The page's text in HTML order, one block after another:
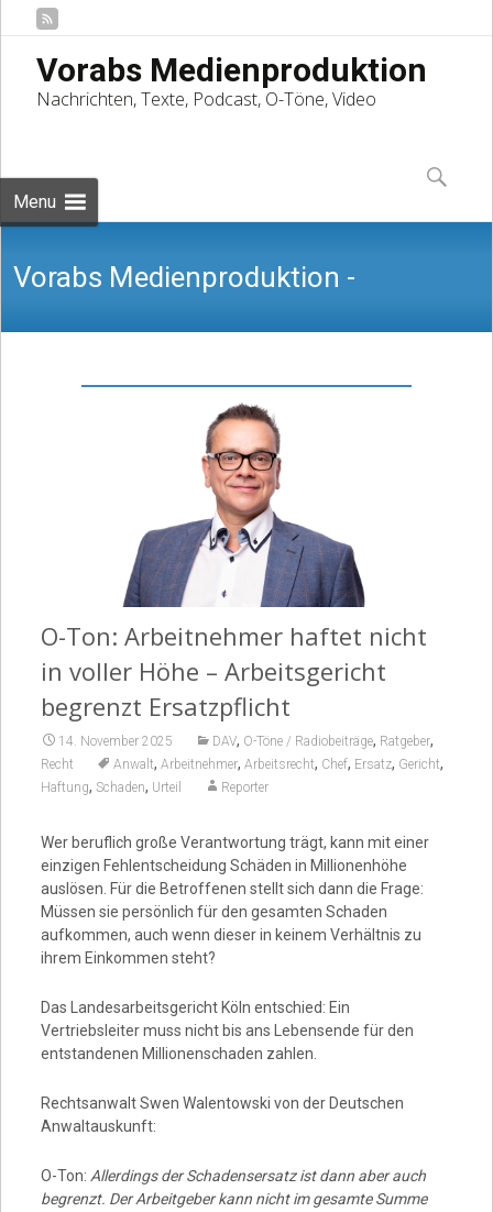
Vorabs Medienproduktion
Nachrichten, Texte, Podcast, O-Töne, Video
Menu
to
content
Suchen
nach:
Vorabs Medienproduktion -
Nachrichten, Texte, Podcast, O-Töne,
O-Ton: Arbeitnehmer haftet nicht
in voller Höhe – Arbeitsgericht
begrenzt Ersatzpflicht
14. November 2025 DAV, O-Töne / Radiobeiträge, Ratgeber,
Recht Anwalt, Arbeitnehmer, Arbeitsrecht, Chef, Ersatz, Gericht,
Haftung, Schaden, Urteil Reporter
Wer beruflich große Verantwortung trägt, kann mit einer
einzigen Fehlentscheidung Schäden in Millionenhöhe
auslösen. Für die Betroffenen stellt sich dann die Frage:
Müssen sie persönlich für den gesamten Schaden
aufkommen, auch wenn dieser in keinem Verhältnis zu
ihrem Einkommen steht?
Das Landesarbeitsgericht Köln entschied: Ein
Vertriebsleiter muss nicht bis ans Lebensende für den
entstandenen Millionenschaden zahlen.
Rechtsanwalt Swen Walentowski von der Deutschen
Anwaltauskunft:
O-Ton: Allerdings der Schadensersatz ist dann aber auch
begrenzt. Der Arbeitgeber kann nicht im gesamte Summe